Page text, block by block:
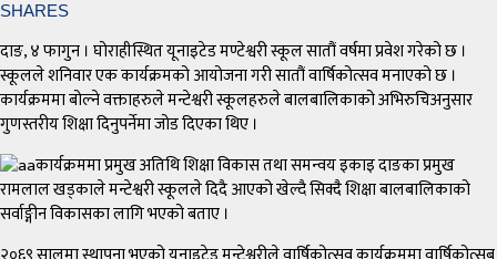
SHARES
दाङ, ४ फागुन । घोराहीस्थित यूनाइटेड मण्टेश्वरी स्कूल सातौं वर्षमा प्रवेश गरेको छ ।
स्कूलले शनिवार एक कार्यक्रमको आयोजना गरी सातौं वार्षिकोत्सव मनाएको छ ।
कार्यक्रममा बोल्ने वक्ताहरुले मन्टेश्वरी स्कूलहरुले बालबालिकाको अभिरुचिअनुसार
गुणस्तरीय शिक्षा दिनुपर्नेमा जोड दिएका थिए ।
कार्यक्रममा प्रमुख अतिथि शिक्षा विकास तथा समन्वय इकाइ दाङका प्रमुख
रामलाल खड्काले मन्टेश्वरी स्कूलले दिदै आएको खेल्दै सिक्दै शिक्षा बालबालिकाको
सर्वाङ्गीन विकासका लागि भएको बताए ।